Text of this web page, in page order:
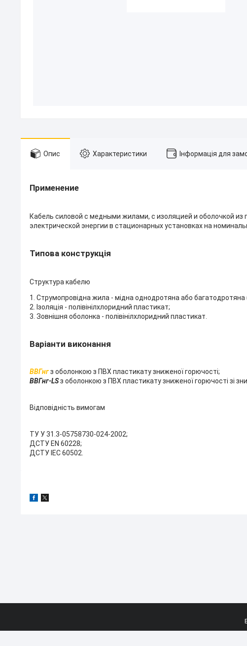
Опис Характеристики Інформація для
Применение
Кабель силовой с медными жилами, с изоляцией и оболочкой
электрической энергии в стационарных установках на
Типова конструкція
Структура кабелю
1. Струмопровідна жила - мідна однодротяна або багатодротяна
2. Ізоляція - полівінілхлоридний пластикат;
3. Зовнішня оболонка - полівінілхлоридний пластикат.
Варіанти виконання
ВВГнгз оболонкою з ПВХ пластикату зниженої горючості;
ВВГнг-LSз оболонкою з ПВХ пластикату зниженої горючості зі
Відповідність вимогам
ТУ У 31.3-05758730-024-2002;
ДСТУ EN 60228;
ДСТУ IEC 60502.